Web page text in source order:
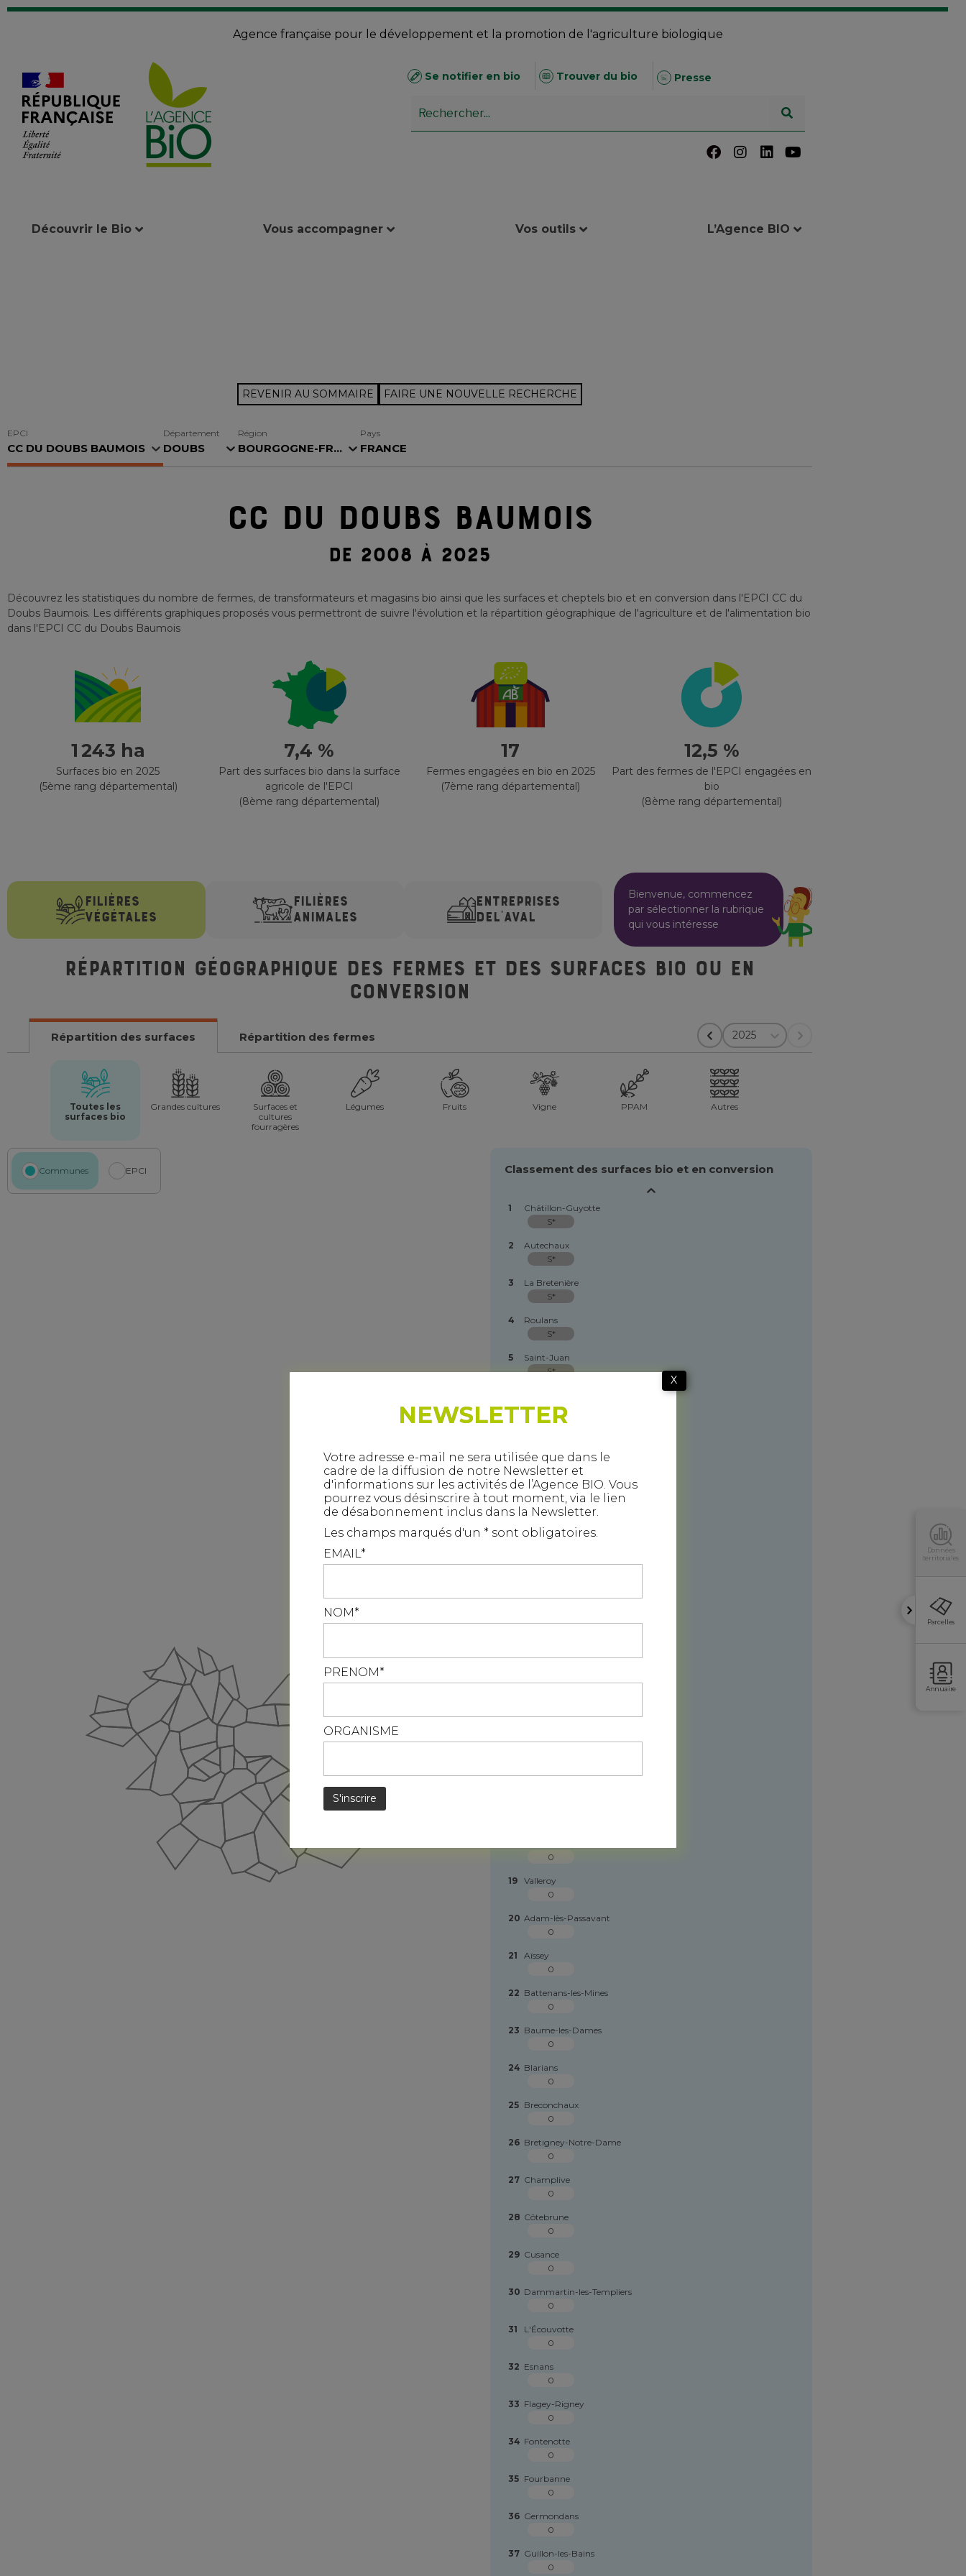
Agence française pour le développement et la promotion de l'agriculture biologique
Se notifier en bio Trouver du bio Presse
Découvrir le Bio Vous accompagner Vos outils L’Agence BIO
REVENIR AU SOMMAIRE FAIRE UNE NOUVELLE RECHERCHE
EPCI
CC DU DOUBS BAUMOIS
Département
DOUBS
Région
BOURGOGNE-FR...
Pays
FRANCE
CC DU DOUBS BAUMOIS
DE 2008 À 2025
Découvrez les statistiques du nombre de fermes, de transformateurs et magasins bio ainsi que les surfaces et cheptels bio et en conversion dans l'EPCI CC du
Doubs Baumois. Les différents graphiques proposés vous permettront de suivre l'évolution et la répartition géographique de l'agriculture et de l'alimentation bio
dans l'EPCI CC du Doubs Baumois
1 243 ha
Surfaces bio en 2025
(5ème rang départemental)
7,4 %
Part des surfaces bio dans la surface
agricole de l'EPCI
(8ème rang départemental)
17
Fermes engagées en bio en 2025
(7ème rang départemental)
12,5 %
Part des fermes de l'EPCI engagées en
bio
(8ème rang départemental)
FILIÈRES
VÉGÉTALES
FILIÈRES
ANIMALES
ENTREPRISES
DEL'AVAL
Bienvenue, commencez
par sélectionner la rubrique
qui vous intéresse
Répartition géographique des fermes et des surfaces bio ou en
conversion
Répartition des surfaces Répartition des fermes 2025
Toutes les
surfaces bio
Grandes cultures
Surfaces et
cultures
fourragères
Légumes Fruits Vigne PPAM Autres
Communes EPCI Classement des surfaces bio et en conversion
1
Châtillon-Guyotte
S*
2
Autechaux
S*
3
La Bretenière
S*
4
Roulans
S*
5
Saint-Juan
S*
S*
8
Moncey
S*
9
Voillans
13 Glamondans
0
0
19 Valleroy
0
20 Adam-lès-Passavant
0
21
Aïssey
0
22 Battenans-les-Mines
0
23 Baume-les-Dames
0
24 Blarians
0
25 Breconchaux
0
26 Bretigney-Notre-Dame
0
27 Champlive
0
28 Côtebrune
0
29 Cusance
0
30 Dammartin-les-Templiers
0
31
L'Écouvotte
0
32 Esnans
0
33 Flagey-Rigney
0
34 Fontenotte
0
35 Fourbanne
0
36 Germondans
0
37 Guillon-les-Bains
0
Données
territoriales
Parcelles
Annuaire
devez accepter pour continuer
NEWSLETTER
Votre adresse e-mail ne sera utilisée que dans le
cadre de la diffusion de notre Newsletter et
d'informations sur les activités de l’Agence BIO. Vous
pourrez vous désinscrire à tout moment, via le lien
de désabonnement inclus dans la Newsletter.
Les champs marqués d'un * sont obligatoires.
EMAIL*
NOM*
PRENOM*
ORGANISME
X